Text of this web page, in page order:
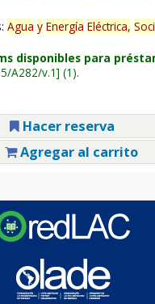
Agua y Energía Eléctrica,
disponibles para
A282/v.1 (1).
Hacer reserva
Agregar al carrito